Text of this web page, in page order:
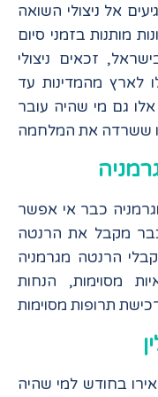
ב-960 אירו המגיעים אל ניצולי השואה
מותנות בזמני סיום
זכאים ניצולי
לארץ מהמדינות עד
אלו גם מי שהיה עובר
כבר אי אפשר
מקבל את הרנטה
הרנטה מגרמניה
מסוימות, הנחות
פולין מספקת רנטה בסכום של 95 אירו בחודש למי שהיה